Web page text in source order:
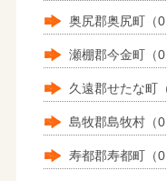
奥尻郡奥尻町（0
瀬棚郡今金町（0
久遠郡せたな町
島牧郡島牧村（0
寿都郡寿都町（0